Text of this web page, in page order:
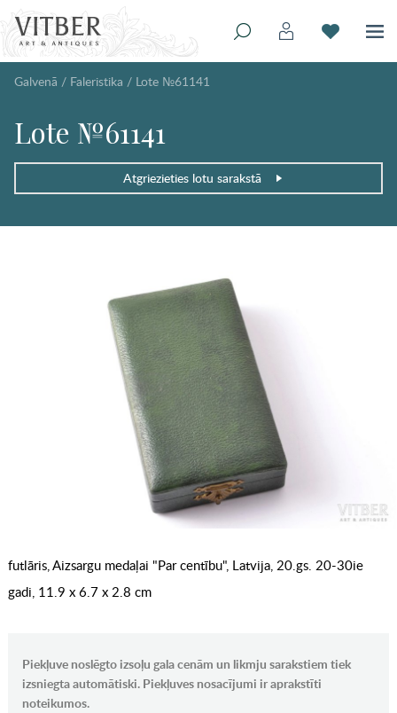
Galvenā / Faleristika / Lote №61141
Lote №61141
Atgriezieties lotu sarakstā
futlāris, Aizsargu medaļai "Par centību", Latvija, 20.gs. 20-30ie
gadi, 11.9 x 6.7 x 2.8 cm
Piekļuve noslēgto izsoļu gala cenām un likmju sarakstiem tiek
izsniegta automātiski. Piekļuves nosacījumi ir aprakstīti
noteikumos.